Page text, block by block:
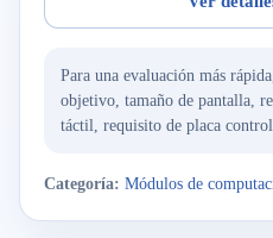
Para una evaluación más
objetivo, tamaño de pantalla,
táctil, requisito de placa
Categoría: Módulos de